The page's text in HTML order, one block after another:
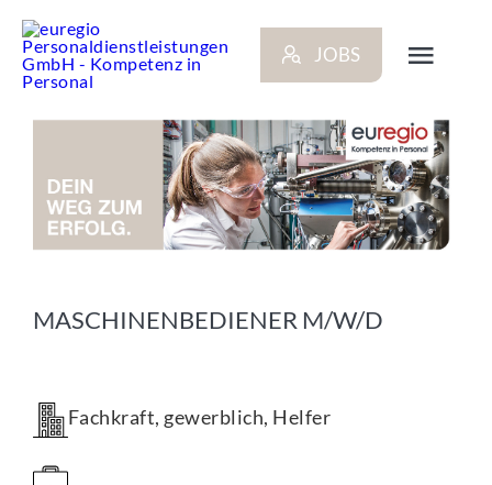
Inhalt
springen
JOBS
BEWERBER
KONTAKT
MASCHINENBEDIENER M/W/D
Fachkraft, gewerblich, Helfer